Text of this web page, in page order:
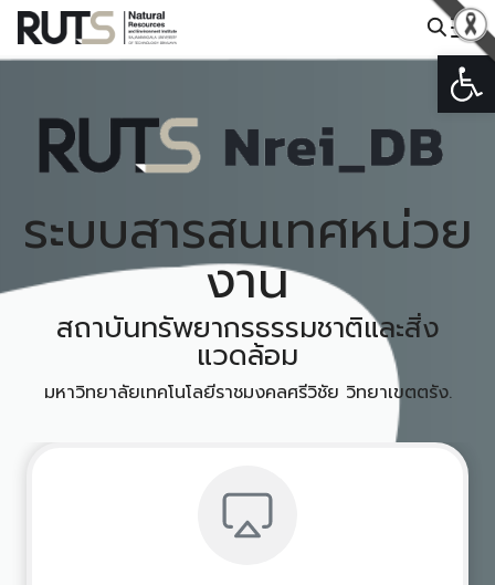
Skip
content
Search
ระบบสารสนเทศหน่วย
งาน
สถาบันทรัพยากรธรรมชาติและสิ่ง
แวดล้อม
มหาวิทยาลัยเทคโนโลยีราชมงคลศรีวิชัย วิทยาเขตตรัง.